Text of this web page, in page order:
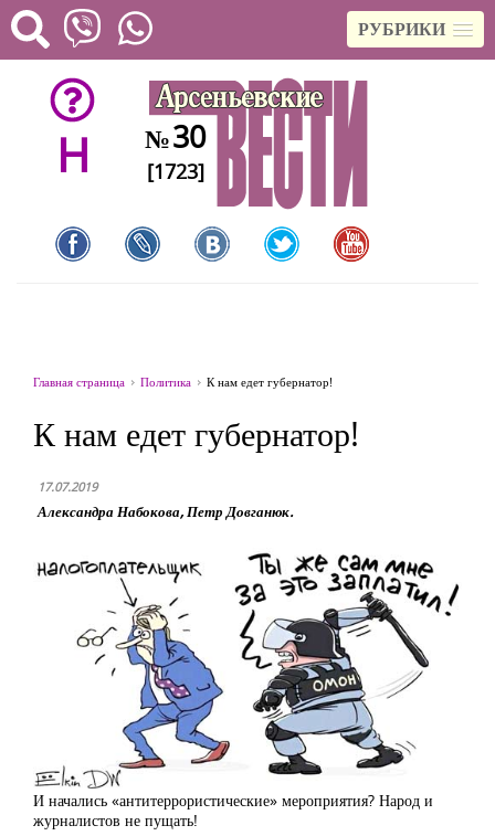
РУБРИКИ
H №30
[1723]
Главная страница Политика К нам едет губернатор!
К нам едет губернатор!
17.07.2019
Александра Набокова, Петр Довганюк.
И начались «антитеррористические» мероприятия? Народ и
журналистов не пущать!